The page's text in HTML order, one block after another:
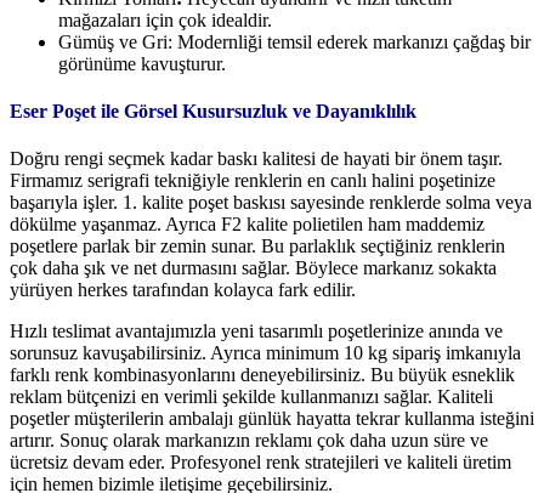
mağazaları için çok idealdir.
Gümüş ve Gri: Modernliği temsil ederek markanızı çağdaş bir
görünüme kavuşturur.
Eser Poşet ile Görsel Kusursuzluk ve Dayanıklılık
Doğru rengi seçmek kadar baskı kalitesi de hayati bir önem taşır.
Firmamız serigrafi tekniğiyle renklerin en canlı halini poşetinize
başarıyla işler. 1. kalite poşet baskısı sayesinde renklerde solma veya
dökülme yaşanmaz. Ayrıca F2 kalite polietilen ham maddemiz
poşetlere parlak bir zemin sunar. Bu parlaklık seçtiğiniz renklerin
çok daha şık ve net durmasını sağlar. Böylece markanız sokakta
yürüyen herkes tarafından kolayca fark edilir.
Hızlı teslimat avantajımızla yeni tasarımlı poşetlerinize anında ve
sorunsuz kavuşabilirsiniz. Ayrıca minimum 10 kg sipariş imkanıyla
farklı renk kombinasyonlarını deneyebilirsiniz. Bu büyük esneklik
reklam bütçenizi en verimli şekilde kullanmanızı sağlar. Kaliteli
poşetler müşterilerin ambalajı günlük hayatta tekrar kullanma isteğini
artırır. Sonuç olarak markanızın reklamı çok daha uzun süre ve
ücretsiz devam eder. Profesyonel renk stratejileri ve kaliteli üretim
için hemen bizimle iletişime geçebilirsiniz.